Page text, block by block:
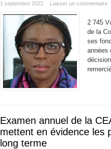
1 septembre 2022 Laisser un commentaire
2 745
de la
ses
années
Examen annuel de la
mettent en évidence les
long terme